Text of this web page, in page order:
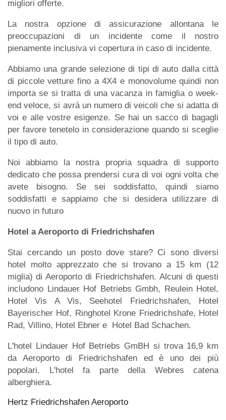
migliori offerte.
La nostra opzione di assicurazione allontana le
preoccupazioni di un incidente come il nostro
pienamente inclusiva vi copertura in caso di incidente.
Abbiamo una grande selezione di tipi di auto dalla città
di piccole vetture fino a 4X4 e monovolume quindi non
importa se si tratta di una vacanza in famiglia o week-
end veloce, si avrà un numero di veicoli che si adatta di
voi e alle vostre esigenze. Se hai un sacco di bagagli
per favore tenetelo in considerazione quando si sceglie
il tipo di auto.
Noi abbiamo la nostra propria squadra di supporto
dedicato che possa prendersi cura di voi ogni volta che
avete bisogno. Se sei soddisfatto, quindi siamo
soddisfatti e sappiamo che si desidera utilizzare di
nuovo in futuro
Hotel a Aeroporto di Friedrichshafen
Stai cercando un posto dove stare? Ci sono diversi
hotel molto apprezzato che si trovano a 15 km (12
miglia) di Aeroporto di Friedrichshafen. Alcuni di questi
includono Lindauer Hof Betriebs Gmbh, Reulein Hotel,
Hotel Vis A Vis, Seehotel Friedrichshafen, Hotel
Bayerischer Hof, Ringhotel Krone Friedrichshafe, Hotel
Rad, Villino, Hotel Ebner e Hotel Bad Schachen.
L'hotel Lindauer Hof Betriebs GmBH si trova 16,9 km
da Aeroporto di Friedrichshafen ed è uno dei più
popolari. L'hotel fa parte della Webres catena
alberghiera.
Hertz Friedrichshafen Aeroporto